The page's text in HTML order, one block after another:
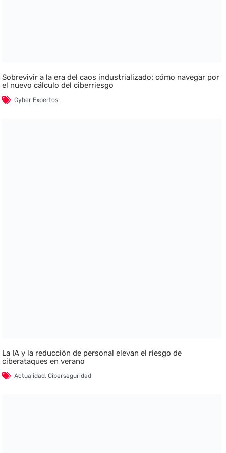
Sobrevivir a la era del caos industrializado: cómo navegar por
el nuevo cálculo del ciberriesgo
Cyber Expertos
La IA y la reducción de personal elevan el riesgo de
ciberataques en verano
Actualidad,Ciberseguridad